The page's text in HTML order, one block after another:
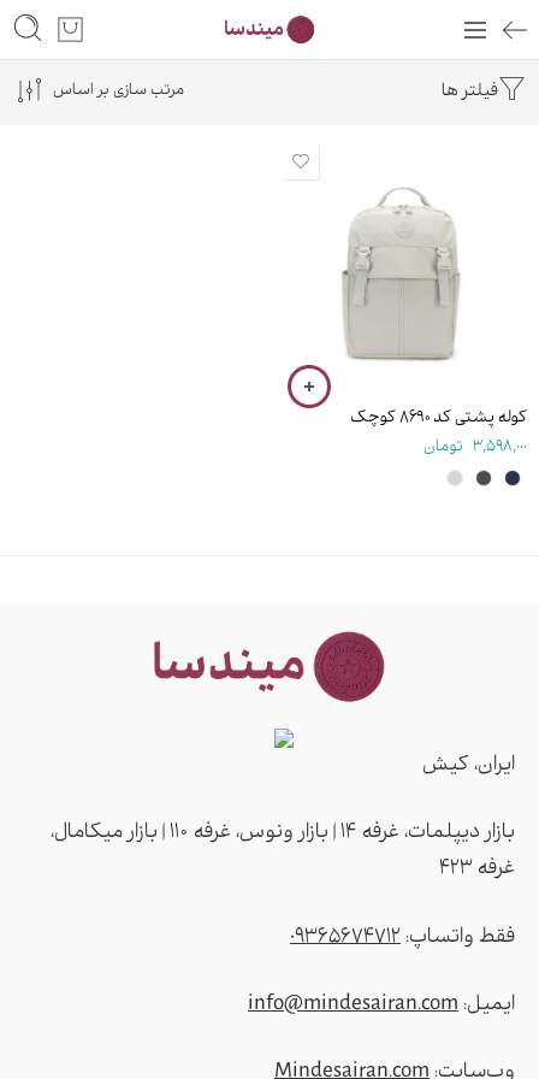
فیلتر ها مرتب سازی بر اساس
کوله پشتی کد ۸۶۹۰ کوچک
3,598,000 تومان
ایران، کیش
بازار دیپلمات، غرفه ۱۴ | بازار ونوس، غرفه ۱۱۰ | بازار میکامال،
غرفه ۴2۳
فقط واتساپ: 09365674712
ایمیل: info@mindesairan.com
وب‌سایت: Mindesairan.com